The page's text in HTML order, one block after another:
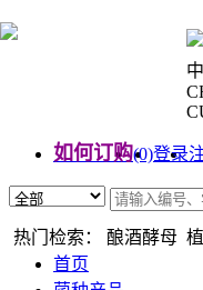
如何订购(0)登录
热门检索： 酿酒酵母
首页